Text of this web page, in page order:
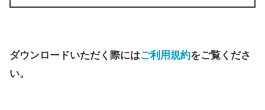
ダウンロードいただく際にはご利用規約をご覧くださ
い。